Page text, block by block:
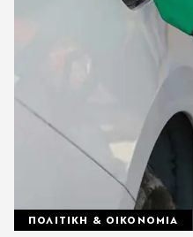
ΠΟΛΙΤΙΚΗ & ΟΙΚΟΝΟΜΙΑ